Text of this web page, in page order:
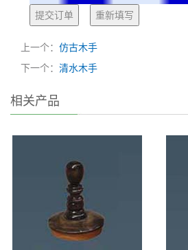
上一个： 仿古木手
下一个： 清水木手
相关产品